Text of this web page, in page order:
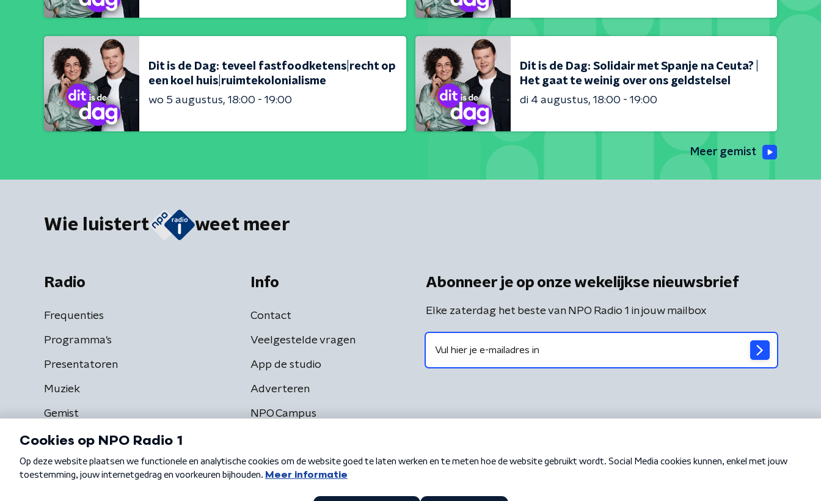
Dit is de Dag: teveel fastfoodketens|recht op
een koel huis|ruimtekolonialisme
wo 5 augustus 18:00 - 19:00
Dit is de Dag: Solidair met Spanje na Ceuta? |
Het gaat te weinig over ons geldstelsel
di 4 augustus 18:00 - 19:00
Meer gemist
Wie luistert weet meer
Radio
Frequenties
Programma's
Presentatoren
Muziek
Gemist
Info
Contact
Veelgestelde vragen
App de studio
Adverteren
NPO Campus
Abonneer je op onze wekelijkse nieuwsbrief
Elke zaterdag het beste van NPO Radio 1 in jouw mailbox
Algemene voorwaarden Privacybeleid